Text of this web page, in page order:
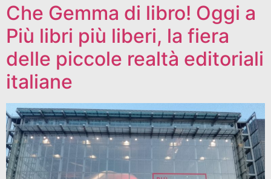
Che Gemma di libro! Oggi a
Più libri più liberi, la fiera
delle piccole realtà editoriali
italiane